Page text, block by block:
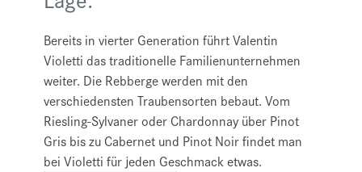
Bereits in vierter Generation führt Valentin
Violetti das traditionelle Familienunternehmen
weiter. Die Rebberge werden mit den
verschiedensten Traubensorten bebaut. Vom
Riesling-Sylvaner oder Chardonnay über Pinot
Gris bis zu Cabernet und Pinot Noir findet man
bei Violetti für jeden Geschmack etwas.